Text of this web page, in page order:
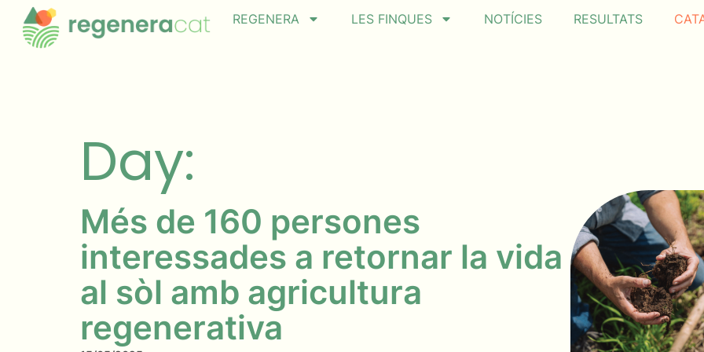
REGENERA LES FINQUES NOTÍCIES RESULTATS
Day:
Més de 160 persones
interessades a retornar la vida
al sòl amb agricultura
regenerativa